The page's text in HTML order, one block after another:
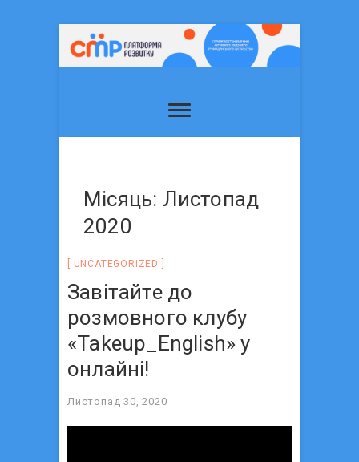
Місяць: Листопад
2020
UNCATEGORIZED
Завітайте до
розмовного клубу
«Takeup_English» у
онлайні!
Листопад 30, 2020